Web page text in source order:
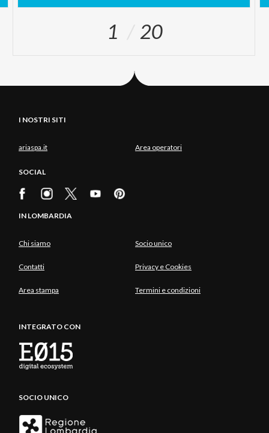
1 20
I NOSTRI SITI
ariaspa.it Area operatori
SOCIAL
IN LOMBARDIA
Chi siamo Socio unico
Contatti Privacy e Cookies
Area stampa Termini e condizioni
INTEGRATO CON
SOCIO UNICO